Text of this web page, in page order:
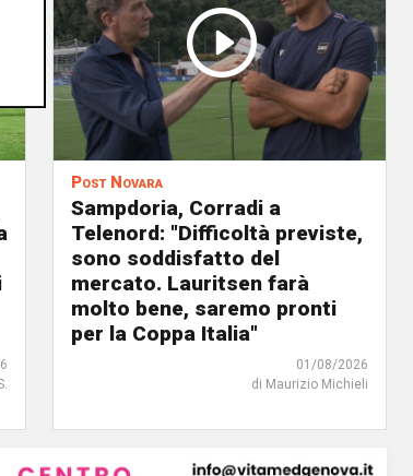
Post Novara
Sampdoria, Corradi a
Telenord: "Difficoltà previste,
sono soddisfatto del
mercato. Lauritsen farà
molto bene, saremo pronti
per la Coppa Italia"
01/08/2026
di Maurizio Michieli